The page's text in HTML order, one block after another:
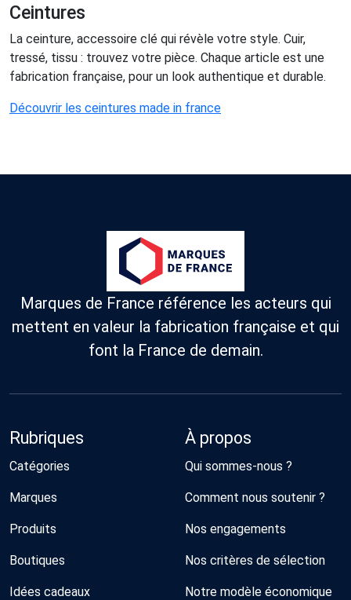
Ceintures
La ceinture, accessoire clé qui révèle votre style. Cuir,
tressé, tissu : trouvez votre pièce. Chaque article est une
fabrication française, pour un look authentique et durable.
Découvrir les ceintures made in france
Marques de France référence les acteurs qui
mettent en valeur la fabrication française et qui
font la France de demain.
Rubriques
Catégories
Marques
Produits
Boutiques
Idées cadeaux
À propos
Qui sommes-nous ?
Comment nous soutenir ?
Nos engagements
Nos critères de sélection
Notre modèle économique